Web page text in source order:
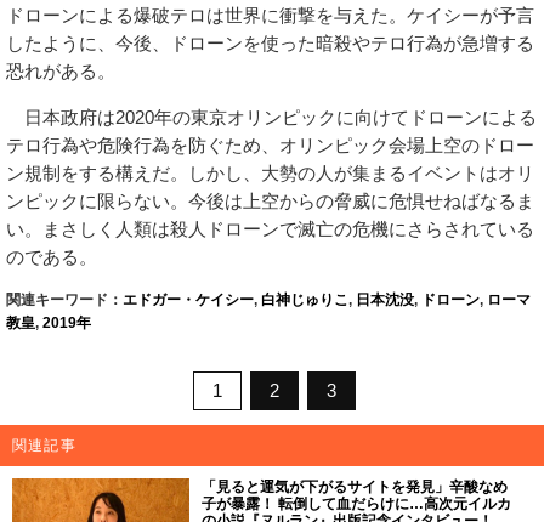
ドローンによる爆破テロは世界に衝撃を与えた。ケイシーが予言
したように、今後、ドローンを使った暗殺やテロ行為が急増する
恐れがある。
日本政府は2020年の東京オリンピックに向けてドローンによる
テロ行為や危険行為を防ぐため、オリンピック会場上空のドロー
ン規制をする構えだ。しかし、大勢の人が集まるイベントはオリ
ンピックに限らない。今後は上空からの脅威に危惧せねばなるま
い。まさしく人類は殺人ドローンで滅亡の危機にさらされている
のである。
関連キーワード： エドガー・ケイシー, 白神じゅりこ, 日本沈没, ドローン, ローマ
教皇, 2019年
1 2 3
関連記事
「見ると運気が下がるサイトを発見」辛酸なめ
子が暴露！ 転倒して血だらけに…高次元イルカ